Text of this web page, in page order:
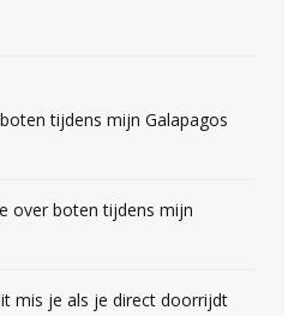
tijdens mijn Galapagos
over boten tijdens mijn
mis je als je direct doorrijdt